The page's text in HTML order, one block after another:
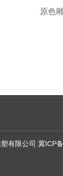
原色
有限公司 冀ICP备